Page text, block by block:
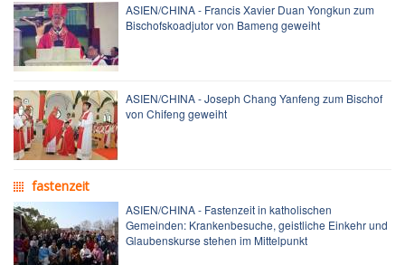
ASIEN/CHINA - Francis Xavier Duan Yongkun zum
Bischofskoadjutor von Bameng geweiht
ASIEN/CHINA - Joseph Chang Yanfeng zum Bischof
von Chifeng geweiht
fastenzeit
ASIEN/CHINA - Fastenzeit in katholischen
Gemeinden: Krankenbesuche, geistliche Einkehr und
Glaubenskurse stehen im Mittelpunkt